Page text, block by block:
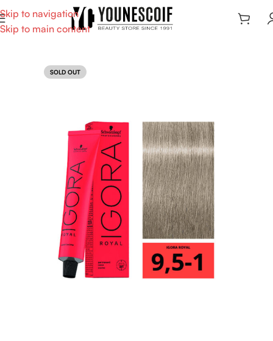
Skip to navigation
Skip to main content
SOLD OUT